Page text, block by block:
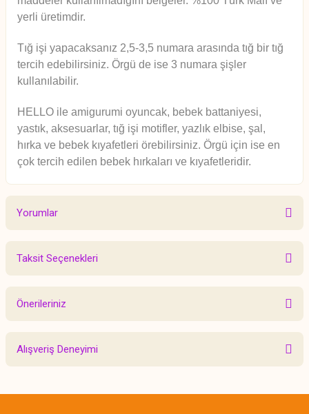
yerli üretimdir.
Tığ işi yapacaksanız 2,5-3,5 numara arasında tığ bir tığ
tercih edebilirsiniz. Örgü de ise 3 numara şişler
kullanılabilir.
HELLO ile amigurumi oyuncak, bebek battaniyesi,
yastık, aksesuarlar, tığ işi motifler, yazlık elbise, şal,
hırka ve bebek kıyafetleri örebilirsiniz. Örgü için ise en
çok tercih edilen bebek hırkaları ve kıyafetleridir.
Yorumlar
Taksit Seçenekleri
Önerileriniz
Bu ürünün fiyat bilgisi, resim, ürün açıklamalarında ve diğer konularda
yetersiz gördüğünüz noktaları öneri formunu kullanarak tarafımıza
Alışveriş Deneyimi